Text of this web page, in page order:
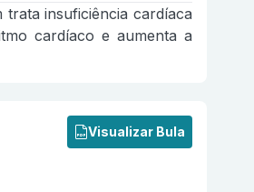
insuficiência cardíaca
cardíaco e aumenta a
Visualizar Bula